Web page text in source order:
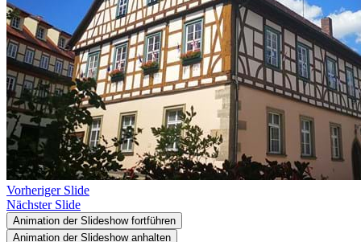
Vorheriger Slide
Nächster Slide
Animation der Slideshow fortführen
Animation der Slideshow anhalten